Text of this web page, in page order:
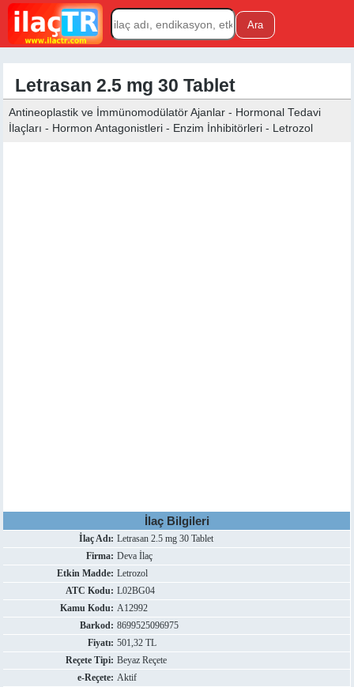
Letrasan 2.5 mg 30 Tablet
Antineoplastik ve İmmünomodülatör Ajanlar - Hormonal Tedavi
İlaçları - Hormon Antagonistleri - Enzim İnhibitörleri - Letrozol
İlaç Bilgileri
İlaç Adı: Letrasan 2.5 mg 30 Tablet
Firma: Deva İlaç
Etkin Madde: Letrozol
ATC Kodu: L02BG04
Kamu Kodu: A12992
Barkod: 8699525096975
Fiyatı: 501,32 TL
Reçete Tipi: Beyaz Reçete
e-Reçete: Aktif